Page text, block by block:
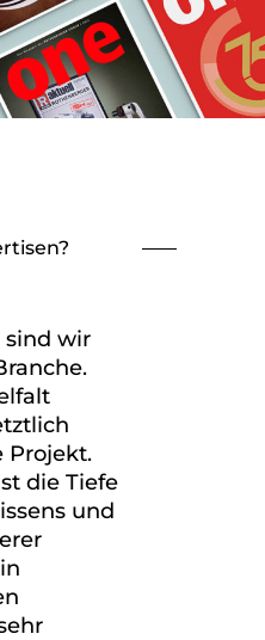
sind wir
Projekt.
die Tiefe
und